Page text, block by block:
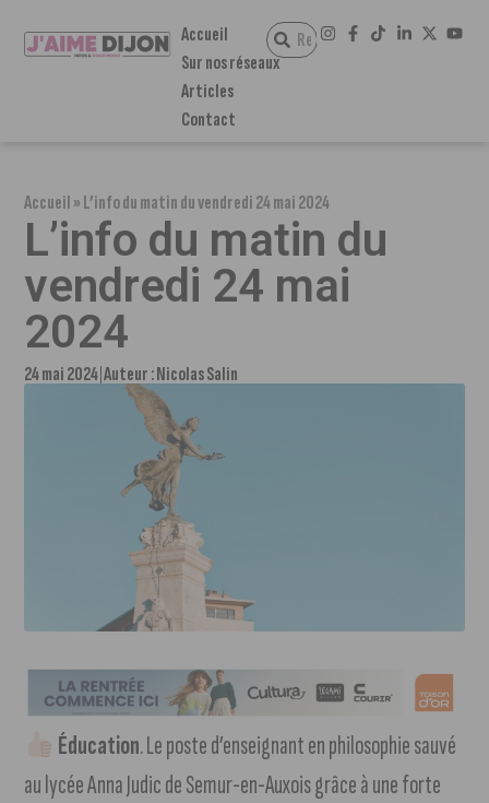
Accueil
Sur nos réseaux
Articles
Contact
Accueil»L’info du matin du vendredi 24 mai 2024
L’info du matin du
vendredi 24 mai
2024
24 mai 2024 Auteur :Nicolas Salin
Éducation. Le poste d’enseignant en philosophie sauvé
au lycée Anna Judic de Semur-en-Auxois grâce à une forte